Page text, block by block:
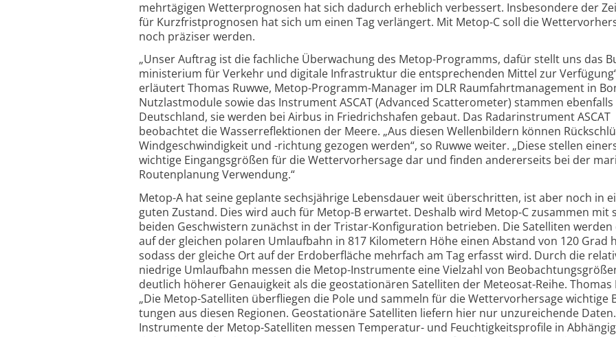
mehrtägigen Wetter­prognosen hat sich dadurch erheblich verbessert. Insbe­sondere der
für Kurzfrist­prognosen hat sich um einen Tag verlängert. Mit Metop-C soll die
noch präziser werden.
„Unser Auftrag ist die fachliche Über­wachung des Metop-Programms, dafür stellt uns das
ministerium für Verkehr und digitale Infra­struktur die ent­sprechenden Mittel zur
erläutert Thomas Ruwwe, Metop-Programm-Manager im DLR Raumfahrt­management in
Nutzlast­module sowie das Instrument ASCAT (Advanced Scattero­meter) stammen ebenfalls
Deutschland, sie werden bei Airbus in Friedrichs­hafen gebaut. Das Radar­instrument ASCAT
beobachtet die Wasser­reflektionen der Meere. „Aus diesen Wellen­bildern können
Windge­schwindigkeit und -richtung gezogen werden“, so Ruwwe weiter. „Diese stellen
wichtige Eingangs­größen für die Wetter­vorhersage dar und finden anderer­seits bei der
Routen­planung Verwendung.“
Metop-A hat seine geplante sechs­jährige Lebens­dauer weit über­schritten, ist aber noch in
guten Zustand. Dies wird auch für Metop-B erwartet. Deshalb wird Metop-C zusammen mit
beiden Geschwistern zunächst in der Tristar-Konfi­guration betrieben. Die Satel­liten werden
auf der gleichen polaren Umlauf­bahn in 817 Kilometern Höhe einen Abstand von 120 Grad
sodass der gleiche Ort auf der Erdober­fläche mehrfach am Tag erfasst wird. Durch die
niedrige Umlaufbahn messen die Metop-Instru­mente eine Vielzahl von
deutlich höherer Genauig­keit als die geosta­tionären Satelliten der Meteosat-Reihe. Thomas
„Die Metop-Satelliten überfliegen die Pole und sammeln für die Wetter­vorhersage wichtige
tungen aus diesen Regionen. Geosta­tionäre Satelliten liefern hier nur unzu­reichende
Instrumente der Metop-Satel­liten messen Temperatur- und Feuchtigkeits­profile in